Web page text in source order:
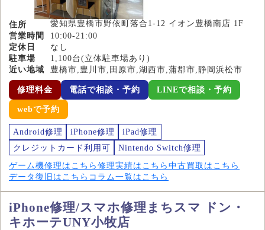
住所
愛知県豊橋市野依町落合1-12 イオン豊橋南店 1F
営業時間
10:00-21:00
定休日
なし
駐車場
1,100台(立体駐車場あり)
近い地域
豊橋市,豊川市,田原市,湖西市,蒲郡市,静岡浜松市
修理料金 電話で相談・予約 LINEで相談・予約
webで予約
Android修理 iPhone修理
iPad修理
クレジットカード利用可
Nintendo Switch修理
ゲーム機修理はこちら 修理実績はこちら 中古買取はこちら
データ復旧はこちら コラム一覧はこちら
iPhone修理/スマホ修理まちスマ ドン・
キホーテUNY小牧店